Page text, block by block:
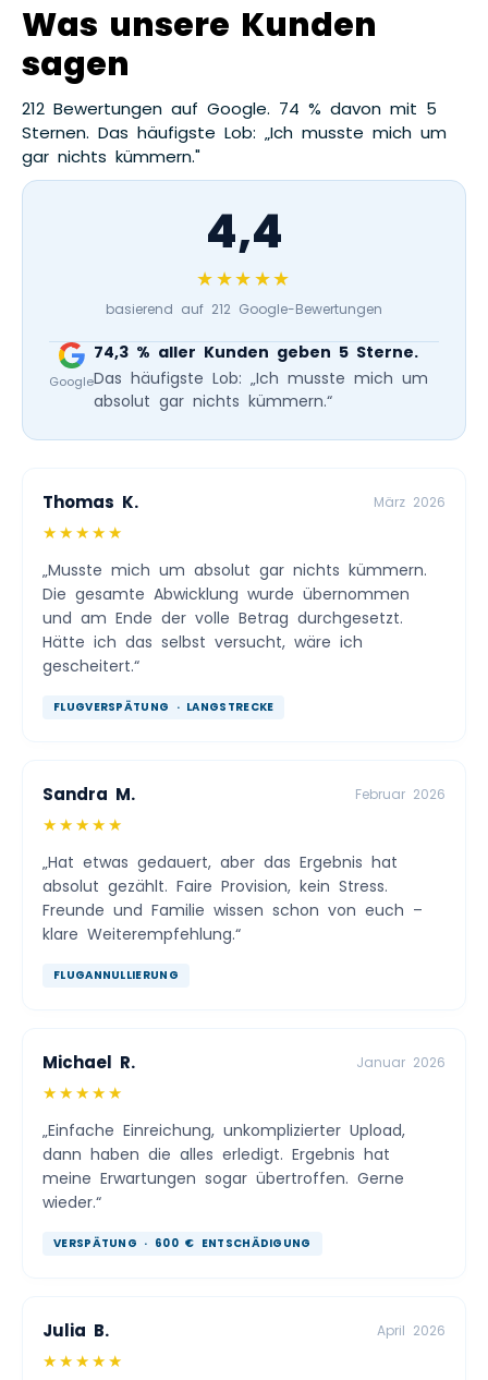
Was unsere Kunden
sagen
212 Bewertungen auf Google. 74 % davon mit 5
Sternen. Das häufigste Lob: „Ich musste mich um
gar nichts kümmern."
4,4
★★★★★
basierend auf 212 Google-Bewertungen
Google
74,3 % aller Kunden geben 5 Sterne.
Das häufigste Lob: „Ich musste mich um
absolut gar nichts kümmern.“
Thomas K. März 2026
★★★★★
„Musste mich um absolut gar nichts kümmern.
Die gesamte Abwicklung wurde übernommen
und am Ende der volle Betrag durchgesetzt.
Hätte ich das selbst versucht, wäre ich
gescheitert.“
FLUGVERSPÄTUNG · LANGSTRECKE
Sandra M. Februar 2026
★★★★★
„Hat etwas gedauert, aber das Ergebnis hat
absolut gezählt. Faire Provision, kein Stress.
Freunde und Familie wissen schon von euch –
klare Weiterempfehlung.“
FLUGANNULLIERUNG
Michael R. Januar 2026
★★★★★
„Einfache Einreichung, unkomplizierter Upload,
dann haben die alles erledigt. Ergebnis hat
meine Erwartungen sogar übertroffen. Gerne
wieder.“
VERSPÄTUNG · 600 € ENTSCHÄDIGUNG
Julia B. April 2026
★★★★★